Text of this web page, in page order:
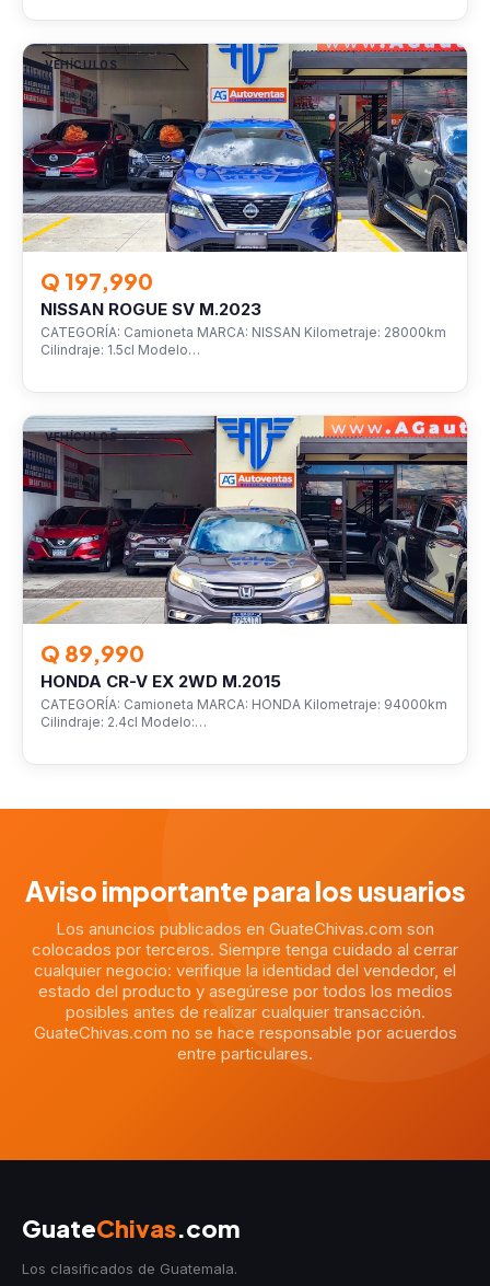
VEHÍCULOS
Q 197,990
NISSAN ROGUE SV M.2023
CATEGORÍA: Camioneta MARCA: NISSAN Kilometraje: 28000km
Cilindraje: 1.5cl Modelo…
VEHÍCULOS
Q 89,990
HONDA CR-V EX 2WD M.2015
CATEGORÍA: Camioneta MARCA: HONDA Kilometraje: 94000km
Cilindraje: 2.4cl Modelo:…
Aviso importante para los usuarios
Los anuncios publicados en GuateChivas.com son
colocados por terceros. Siempre tenga cuidado al cerrar
cualquier negocio: verifique la identidad del vendedor, el
estado del producto y asegúrese por todos los medios
posibles antes de realizar cualquier transacción.
GuateChivas.com no se hace responsable por acuerdos
entre particulares.
GuateChivas.com
Los clasificados de Guatemala.